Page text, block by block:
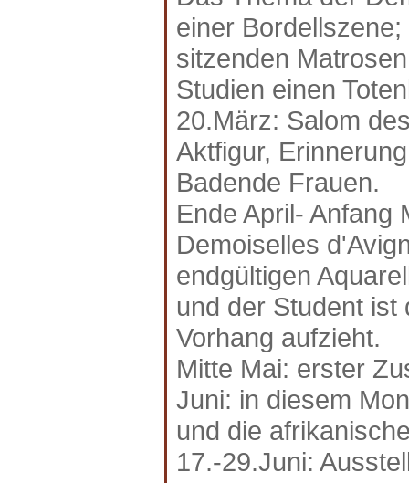
einer
sitzenden
Studien einen
20.März: Salom
Aktfigur,
Badende Frauen.
Ende April- Anfang
Demoiselles
endgültigen
und der Student
Vorhang aufzieht.
Mitte Mai: erster
Juni: in diesem
und die
17.-29.Juni: